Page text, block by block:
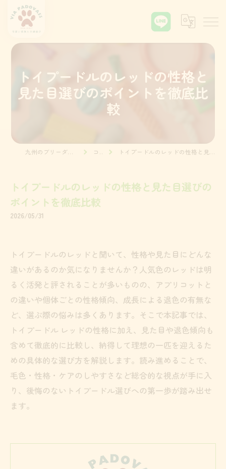
トイプードルのレッドの性格と
見た目選びのポイントを徹底比
較
コラム トイプードルのレッドの性格と見た目選びのポイントを徹底比較
トイプードルのレッドの性格と見た目選びの
ポイントを徹底比較
2026/05/31
トイプードルのレッドと聞いて、性格や見た目にどんな
違いがあるのか気になりませんか？人気色のレッドは明
るく活発と評されることが多いものの、アプリコットと
の違いや個体ごとの性格傾向、成長による退色の有無な
ど、選ぶ際の悩みは多くあります。そこで本記事では、
トイプードル レッドの性格に加え、見た目や退色傾向も
含めて徹底的に比較し、納得して理想の一匹を迎えるた
めの具体的な選び方を解説します。読み進めることで、
毛色・性格・ケアのしやすさなど総合的な視点が手に入
り、後悔のないトイプードル選びへの第一歩が踏み出せ
ます。